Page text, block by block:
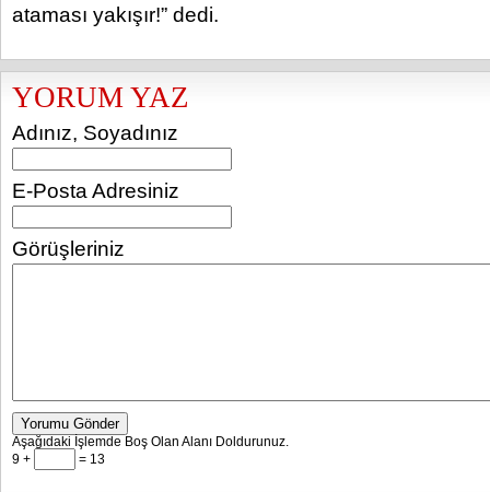
ataması yakışır!” dedi.
YORUM YAZ
Adınız, Soyadınız
E-Posta Adresiniz
Görüşleriniz
Yorumu Gönder
Aşağıdaki İşlemde Boş Olan Alanı Doldurunuz.
9 +
= 13